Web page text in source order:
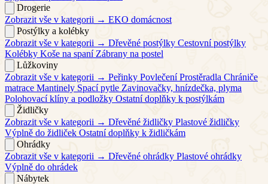
Drogerie
Zobrazit vše v kategorii → EKO domácnost
Postýlky a kolébky
Zobrazit vše v kategorii → Dřevěné postýlky Cestovní postýlky
Kolébky Koše na spaní Zábrany na postel
Lůžkoviny
Zobrazit vše v kategorii → Peřinky Povlečení Prostěradla Chrániče
matrace Mantinely Spací pytle Zavinovačky, hnízdečka, plyma
Polohovací klíny a podložky Ostatní doplňky k postýlkám
Židličky
Zobrazit vše v kategorii → Dřevěné židličky Plastové židličky
Výplně do židliček Ostatní doplňky k židličkám
Ohrádky
Zobrazit vše v kategorii → Dřevěné ohrádky Plastové ohrádky
Výplně do ohrádek
Nábytek